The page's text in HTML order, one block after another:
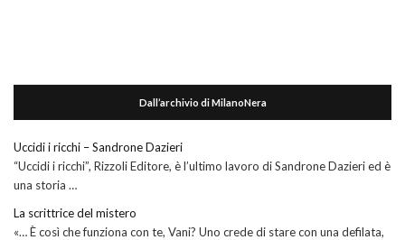
Dall’archivio di MilanoNera
Uccidi i ricchi – Sandrone Dazieri
“Uccidi i ricchi”, Rizzoli Editore, è l’ultimo lavoro di Sandrone Dazieri ed è
una storia …
La scrittrice del mistero
«… È così che funziona con te, Vani? Uno crede di stare con una defilata,